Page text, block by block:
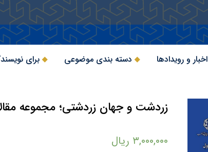
اخبار و رویدادها دسته بندی موضوعی برای
زردشت و جهان زردشتی؛ مجموعه
۳,۰۰۰,۰۰۰ ریال